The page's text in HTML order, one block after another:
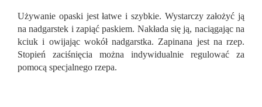
Używanie opaski jest łatwe i szybkie. Wystarczy założyć ją
na nadgarstek i zapiąć paskiem. Nakłada się ją, naciągając na
kciuk i owijając wokół nadgarstka. Zapinana jest na rzep.
Stopień zaciśnięcia można indywidualnie regulować za
pomocą specjalnego rzepa.